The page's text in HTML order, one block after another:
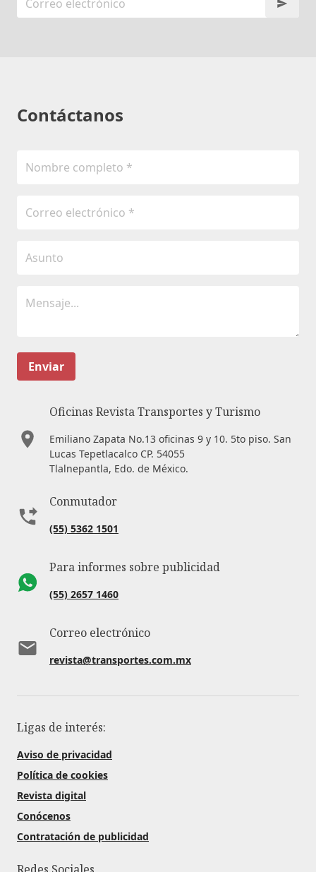
Contáctanos
Enviar
Oficinas Revista Transportes y Turismo
Emiliano Zapata No.13 oficinas 9 y 10. 5to piso. San
Lucas Tepetlacalco CP. 54055
Tlalnepantla, Edo. de México.
Conmutador
(55) 5362 1501
Para informes sobre publicidad
(55) 2657 1460
Correo electrónico
revista@transportes.com.mx
Ligas de interés:
Aviso de privacidad
Política de cookies
Revista digital
Conócenos
Contratación de publicidad
Redes Sociales